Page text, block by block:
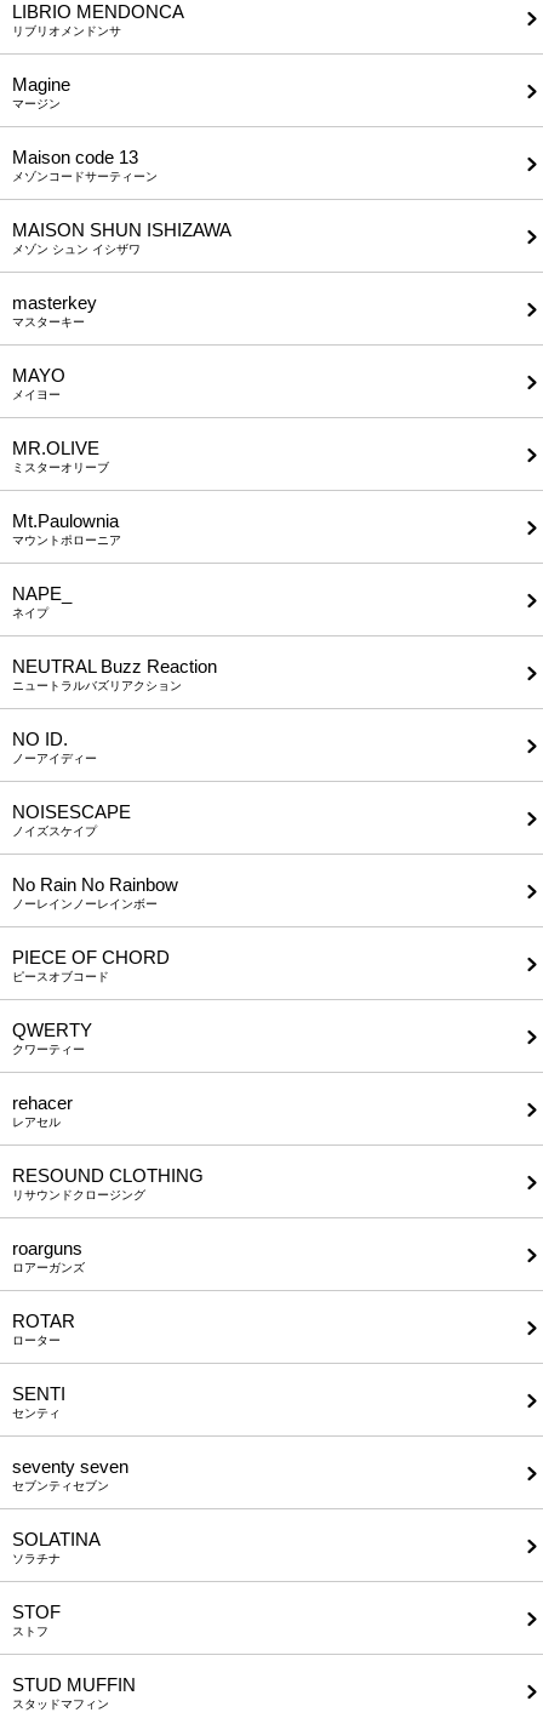
LIBRIO MENDONCA
リブリオメンドンサ
Magine
マージン
Maison code 13
メゾンコードサーティーン
MAISON SHUN ISHIZAWA
メゾン シュン イシザワ
masterkey
マスターキー
MAYO
メイヨー
MR.OLIVE
ミスターオリーブ
Mt.Paulownia
マウントポローニア
NAPE_
ネイプ
NEUTRAL Buzz Reaction
ニュートラルバズリアクション
NO ID.
ノーアイディー
NOISESCAPE
ノイズスケイプ
No Rain No Rainbow
ノーレインノーレインボー
PIECE OF CHORD
ピースオブコード
QWERTY
クワーティー
rehacer
レアセル
RESOUND CLOTHING
リサウンドクロージング
roarguns
ロアーガンズ
ROTAR
ローター
SENTI
センティ
seventy seven
セブンティセブン
SOLATINA
ソラチナ
STOF
ストフ
STUD MUFFIN
スタッドマフィン